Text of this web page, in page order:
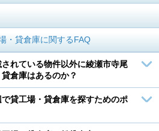
・貸倉庫に関するFAQ
れている物件以外に綾瀬市寺尾
倉庫はあるのか？
貸工場・貸倉庫を探すためのポ